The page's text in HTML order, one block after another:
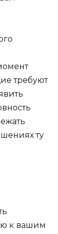
требуют
ту
к вашим